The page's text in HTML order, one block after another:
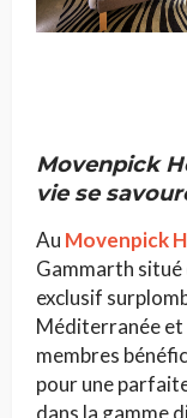
Movenpick
vie se
Au Movenpick
Gammarth
exclusif
Méditerranée et
membres
pour une
dans la gamme